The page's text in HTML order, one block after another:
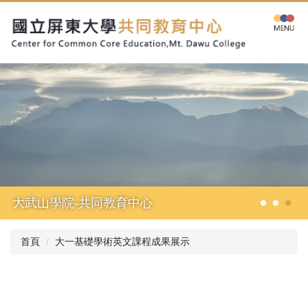
到
主
內
容
大武山學院-共同教育中心
首頁 大一基礎學術英文課程成果展示